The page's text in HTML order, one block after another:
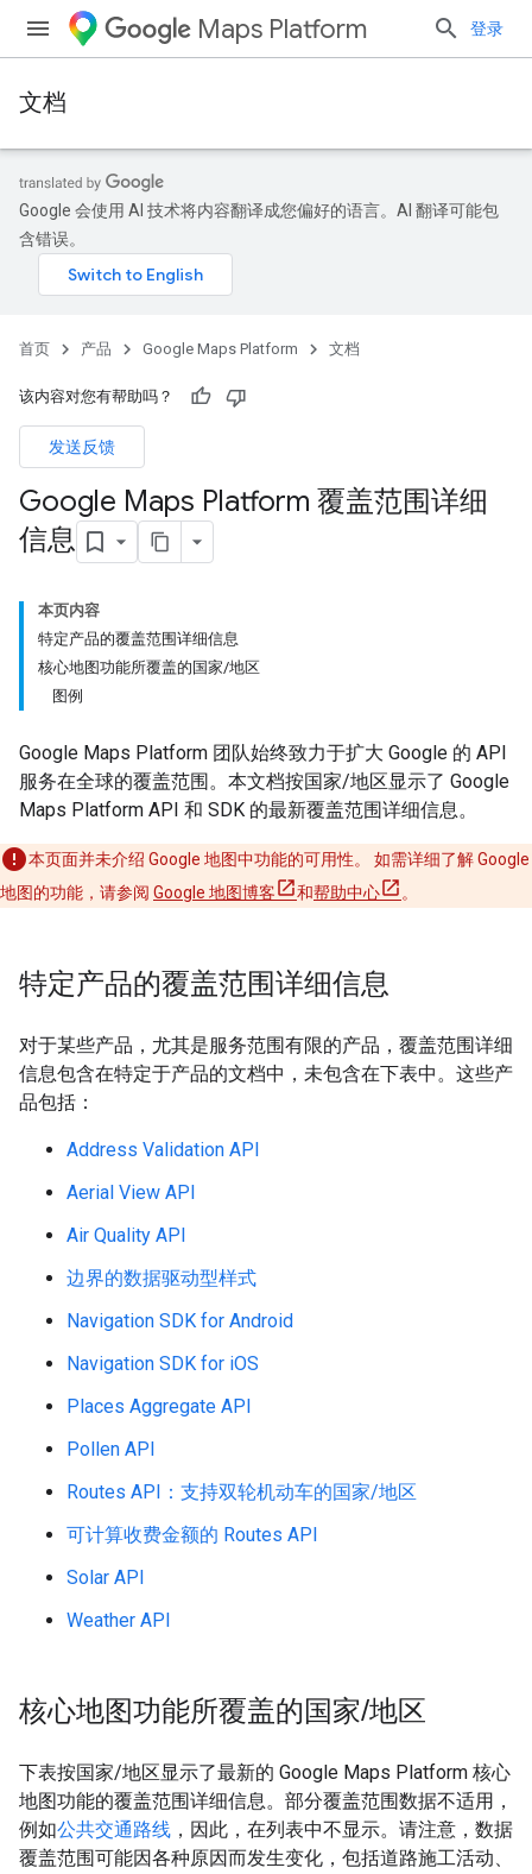
Maps Platform 登录
文档
Google 会使用 AI 技术将内容翻译成您偏好的语言。AI 翻译可能包
含错误。
首页 产品 Google Maps Platform 文档
该内容对您有帮助吗？
发送反馈
Google Maps Platform 覆盖范围详细
信息
本页内容
特定产品的覆盖范围详细信息
核心地图功能所覆盖的国家/地区
图例
Google Maps Platform 团队始终致力于扩大 Google 的 API
服务在全球的覆盖范围。本文档按国家/地区显示了 Google
Maps Platform API 和 SDK 的最新覆盖范围详细信息。
本页面并未介绍 Google 地图中功能的可用性。 如需详细了解 Google
地图的功能，请参阅 Google 地图博客 和帮助中心 。
特定产品的覆盖范围详细信息
对于某些产品，尤其是服务范围有限的产品，覆盖范围详细
信息包含在特定于产品的文档中，未包含在下表中。这些产
品包括：
Address Validation API
Aerial View API
Air Quality API
边界的数据驱动型样式
Navigation SDK for Android
Navigation SDK for iOS
Places Aggregate API
Pollen API
Routes API：支持双轮机动车的国家/地区
可计算收费金额的 Routes API
Solar API
Weather API
核心地图功能所覆盖的国家/地区
下表按国家/地区显示了最新的 Google Maps Platform 核心
地图功能的覆盖范围详细信息。部分覆盖范围数据不适用，
例如公共交通路线 ，因此，在列表中不显示。请注意，数据
覆盖范围可能因各种原因而发生变化，包括道路施工活动、